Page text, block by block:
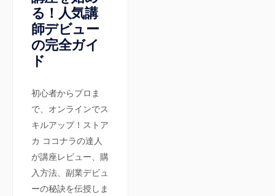
る！人気講
師デビュー
の完全ガイ
ド
初心者からプロま
で、オンラインでス
キルアップ！ストア
カ ココナラの達人
が講座レビュー、購
入方法、副業デビュ
ーの秘訣を伝授しま